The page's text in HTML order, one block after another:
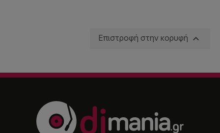
Επιστροφή στην κορυφή 